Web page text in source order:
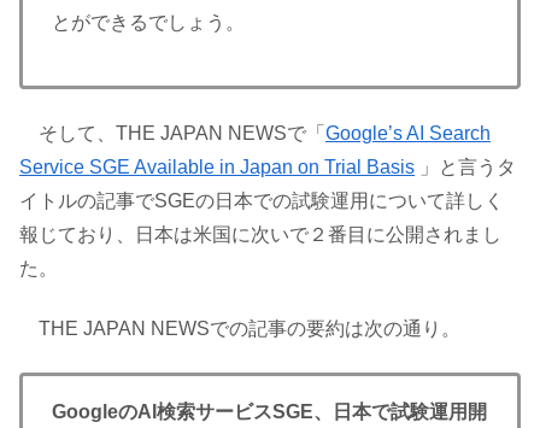
とができるでしょう。
そして、THE JAPAN NEWSで「 Google’s AI Search
Service SGE Available in Japan on Trial Basis 」と言うタ
イトルの記事でSGEの日本での試験運用について詳しく
報じており、日本は米国に次いで２番目に公開されまし
た。
THE JAPAN NEWSでの記事の要約は次の通り。
GoogleのAI検索サービスSGE、日本で試験運用開